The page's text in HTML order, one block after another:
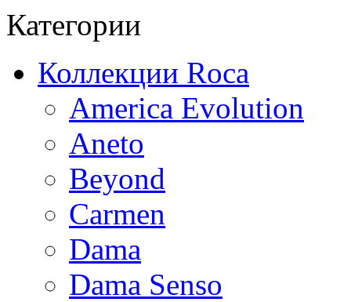
Категории
Коллекции Roca
America Evolution
Aneto
Beyond
Carmen
Dama
Dama Senso